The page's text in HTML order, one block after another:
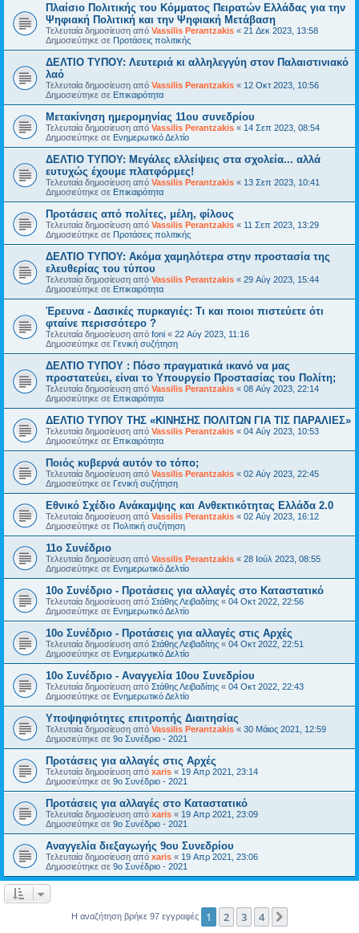
Πλαίσιο Πολιτικής του Κόμματος Πειρατών Ελλάδας για την
Ψηφιακή Πολιτική και την Ψηφιακή Μετάβαση
Τελευταία δημοσίευση από Vassilis Perantzakis « 21 Δεκ 2023, 13:58
Δημοσιεύτηκε σε Προτάσεις πολιτικής
ΔΕΛΤΙΟ ΤΥΠΟΥ: Λευτεριά κι αλληλεγγύη στον Παλαιστινιακό
λαό
Τελευταία δημοσίευση από Vassilis Perantzakis « 12 Οκτ 2023, 10:56
Δημοσιεύτηκε σε Επικαιρότητα
Μετακίνηση ημερομηνίας 11ου συνεδρίου
Τελευταία δημοσίευση από Vassilis Perantzakis « 14 Σεπ 2023, 08:54
Δημοσιεύτηκε σε Ενημερωτικό Δελτίο
ΔΕΛΤΙΟ ΤΥΠΟΥ: Μεγάλες ελλείψεις στα σχολεία... αλλά
ευτυχώς έχουμε πλατφόρμες!
Τελευταία δημοσίευση από Vassilis Perantzakis « 13 Σεπ 2023, 10:41
Δημοσιεύτηκε σε Επικαιρότητα
Προτάσεις από πολίτες, μέλη, φίλους
Τελευταία δημοσίευση από Vassilis Perantzakis « 11 Σεπ 2023, 13:29
Δημοσιεύτηκε σε Προτάσεις πολιτικής
ΔΕΛΤΙΟ ΤΥΠΟΥ: Ακόμα χαμηλότερα στην προστασία της
ελευθερίας του τύπου
Τελευταία δημοσίευση από Vassilis Perantzakis « 29 Αύγ 2023, 15:44
Δημοσιεύτηκε σε Επικαιρότητα
Έρευνα - Δασικές πυρκαγιές: Τι και ποιοι πιστεύετε ότι
φταίνε περισσότερο ?
Τελευταία δημοσίευση από foni « 22 Αύγ 2023, 11:16
Δημοσιεύτηκε σε Γενική συζήτηση
ΔΕΛΤΙΟ ΤΥΠΟΥ : Πόσο πραγματικά ικανό να μας
προστατεύει, είναι το Υπουργείο Προστασίας του Πολίτη;
Τελευταία δημοσίευση από Vassilis Perantzakis « 08 Αύγ 2023, 22:14
Δημοσιεύτηκε σε Επικαιρότητα
ΔΕΛΤΙΟ ΤΥΠΟΥ ΤΗΣ «ΚΙΝΗΣΗΣ ΠΟΛΙΤΩΝ ΓΙΑ ΤΙΣ ΠΑΡΑΛΙΕΣ»
Τελευταία δημοσίευση από Vassilis Perantzakis « 04 Αύγ 2023, 10:53
Δημοσιεύτηκε σε Επικαιρότητα
Ποιός κυβερνά αυτόν το τόπο;
Τελευταία δημοσίευση από Vassilis Perantzakis « 02 Αύγ 2023, 22:45
Δημοσιεύτηκε σε Γενική συζήτηση
Eθνικό Σχέδιο Ανάκαμψης και Ανθεκτικότητας Ελλάδα 2.0
Τελευταία δημοσίευση από Vassilis Perantzakis « 02 Αύγ 2023, 16:12
Δημοσιεύτηκε σε Πολιτική συζήτηση
11o Συνέδριο
Τελευταία δημοσίευση από Vassilis Perantzakis « 28 Ιούλ 2023, 08:55
Δημοσιεύτηκε σε Ενημερωτικό Δελτίο
10ο Συνέδριο - Προτάσεις για αλλαγές στο Καταστατικό
Τελευταία δημοσίευση από Στάθης Λειβαδίτης « 04 Οκτ 2022, 22:56
Δημοσιεύτηκε σε Ενημερωτικό Δελτίο
10ο Συνέδριο - Προτάσεις για αλλαγές στις Αρχές
Τελευταία δημοσίευση από Στάθης Λειβαδίτης « 04 Οκτ 2022, 22:51
Δημοσιεύτηκε σε Ενημερωτικό Δελτίο
10ο Συνέδριο - Αναγγελία 10ου Συνεδρίου
Τελευταία δημοσίευση από Στάθης Λειβαδίτης « 04 Οκτ 2022, 22:43
Δημοσιεύτηκε σε Ενημερωτικό Δελτίο
Υποψηφιότητες επιτροπής Διαιτησίας
Τελευταία δημοσίευση από Vassilis Perantzakis « 30 Μάιος 2021, 12:59
Δημοσιεύτηκε σε 9ο Συνέδριο - 2021
Προτάσεις για αλλαγές στις Αρχές
Τελευταία δημοσίευση από xaris « 19 Απρ 2021, 23:14
Δημοσιεύτηκε σε 9ο Συνέδριο - 2021
Προτάσεις για αλλαγές στο Καταστατικό
Τελευταία δημοσίευση από xaris « 19 Απρ 2021, 23:09
Δημοσιεύτηκε σε 9ο Συνέδριο - 2021
Αναγγελία διεξαγωγής 9ου Συνεδρίου
Τελευταία δημοσίευση από xaris « 19 Απρ 2021, 23:06
Δημοσιεύτηκε σε 9ο Συνέδριο - 2021
Η αναζήτηση βρήκε 97 εγγραφές 1 2 3 4